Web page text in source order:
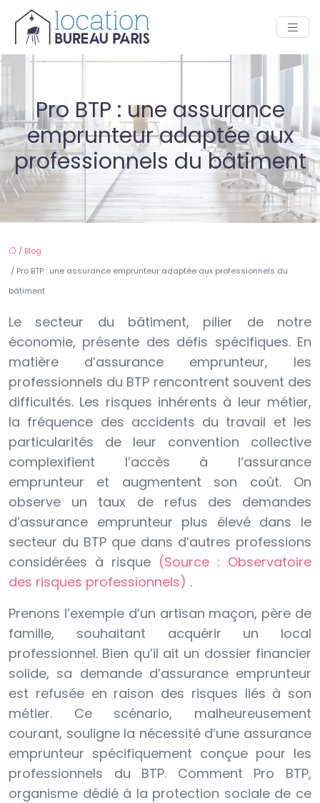
Pro BTP : une assurance
emprunteur adaptée aux
professionnels du bâtiment
/ Blog
/ Pro BTP : une assurance emprunteur adaptée aux professionnels du
bâtiment
Le secteur du bâtiment, pilier de notre
économie, présente des défis spécifiques. En
matière d’assurance emprunteur, les
professionnels du BTP rencontrent souvent des
difficultés. Les risques inhérents à leur métier,
la fréquence des accidents du travail et les
particularités de leur convention collective
complexifient l’accès à l’assurance
emprunteur et augmentent son coût. On
observe un taux de refus des demandes
d’assurance emprunteur plus élevé dans le
secteur du BTP que dans d’autres professions
considérées à risque (Source : Observatoire
des risques professionnels) .
Prenons l’exemple d’un artisan maçon, père de
famille, souhaitant acquérir un local
professionnel. Bien qu’il ait un dossier financier
solide, sa demande d’assurance emprunteur
est refusée en raison des risques liés à son
métier. Ce scénario, malheureusement
courant, souligne la nécessité d’une assurance
emprunteur spécifiquement conçue pour les
professionnels du BTP. Comment Pro BTP,
organisme dédié à la protection sociale de ce